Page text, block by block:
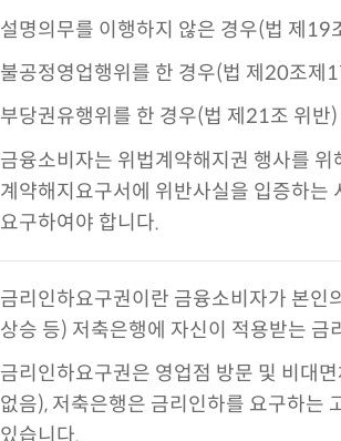
설명의무를 이행하지 않은 경우(법 제19
불공정영업행위를 한 경우(법 제20조제
부당권유행위를 한 경우(법 제21조 위반)
금융소비자는 위법계약해지권 행사를
계약해지요구서에 위반사실을 입증하는
요구하여야 합니다.
금리인하요구권이란 금융소비자가 본
상승 등) 저축은행에 자신이 적용받는
금리인하요구권은 영업점 방문 및 비대
없음), 저축은행은 금리인하를 요구하는
있습니다.